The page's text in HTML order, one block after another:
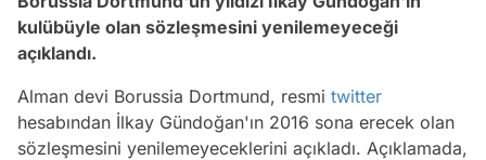
kulübüyle olan sözleşmesini yenilemeyeceği
açıklandı.
Alman devi Borussia Dortmund, resmi twitter
hesabından İlkay Gündoğan'ın 2016 sona erecek olan
sözleşmesini yenilemeyeceklerini açıkladı. Açıklamada,